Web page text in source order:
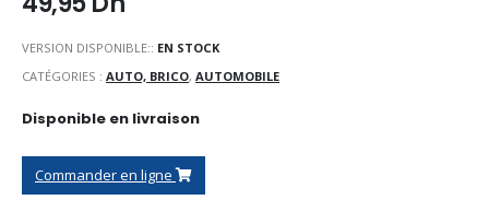
VERSION DISPONIBLE:: EN STOCK
CATÉGORIES : AUTO, BRICO, AUTOMOBILE
Disponible en livraison
Commander en ligne